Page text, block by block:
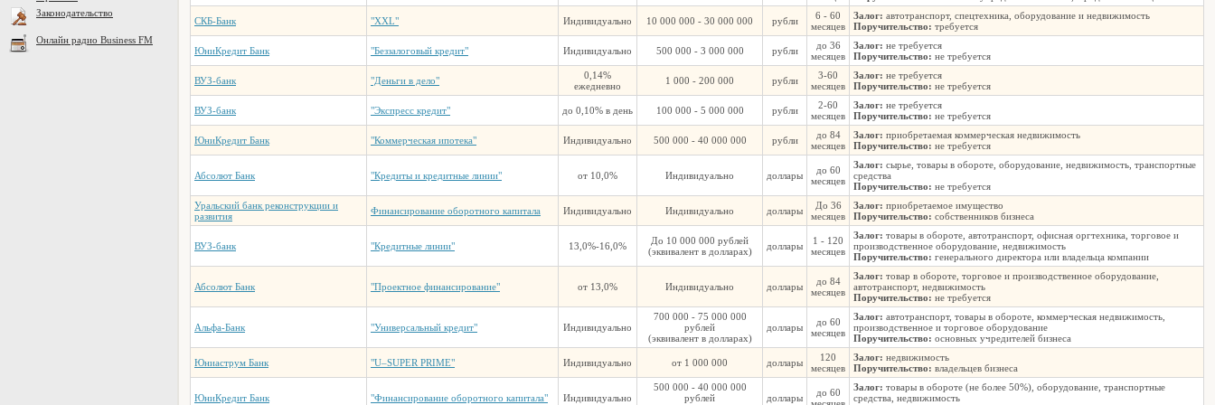
Законодательство
Онлайн радио Business FM
СКБ-Банк "XXL" Индивидуально 10 000 000 - 30 000 000 рубли
6 - 60
месяцев
Залог: автотранспорт, спецтехника, оборудование и недвижимость
Поручительство: требуется
ЮниКредит Банк "Беззалоговый кредит" Индивидуально 500 000 - 3 000 000 рубли
до 36
месяцев
Залог: не требуется
Поручительство: не требуется
ВУЗ-банк "Деньги в дело"
0,14%
ежедневно
1 000 - 200 000 рубли
3-60
месяцев
Залог: не требуется
Поручительство: не требуется
ВУЗ-банк "Экспресс кредит" до 0,10% в день 100 000 - 5 000 000 рубли
2-60
месяцев
Залог: не требуется
Поручительство: не требуется
ЮниКредит Банк "Коммерческая ипотека" Индивидуально 500 000 - 40 000 000 рубли
до 84
месяцев
Залог: приобретаемая коммерческая недвижимость
Поручительство: не требуется
Абсолют Банк "Кредиты и кредитные линии" от 10,0% Индивидуально доллары
до 60
месяцев
Залог: сырье, товары в обороте, оборудование, недвижимость, транспортные
средства
Поручительство: не требуется
Уральский банк реконструкции и
развития
Финансирование оборотного капитала Индивидуально Индивидуально доллары
До 36
месяцев
Залог: приобретаемое имущество
Поручительство: собственников бизнеса
ВУЗ-банк "Кредитные линии" 13,0%-16,0%
До 10 000 000 рублей
(эквивалент в долларах)
доллары
1 - 120
месяцев
Залог: товары в обороте, автотранспорт, офисная оргтехника, торговое и
производственное оборудование, недвижимость
Поручительство: генерального директора или владельца компании
Абсолют Банк "Проектное финансирование" от 13,0% Индивидуально доллары
до 84
месяцев
Залог: товар в обороте, торговое и производственное оборудование,
автотранспорт, недвижимость
Поручительство: не требуется
Альфа-Банк "Универсальный кредит" Индивидуально
700 000 - 75 000 000
рублей
(эквивалент в долларах)
доллары
до 60
месяцев
Залог: автотранспорт, товары в обороте, коммерческая недвижимость,
производственное и торговое оборудование
Поручительство: основных учредителей бизнеса
Юниаструм Банк "U–SUPER PRIME" Индивидуально от 1 000 000 доллары
120
месяцев
Залог: недвижимость
Поручительство: владельцев бизнеса
ЮниКредит Банк "Финансирование оборотного капитала" Индивидуально
500 000 - 40 000 000
рублей
доллары
до 60
Залог: товары в обороте (не более 50%), оборудование, транспортные
средства, недвижимость